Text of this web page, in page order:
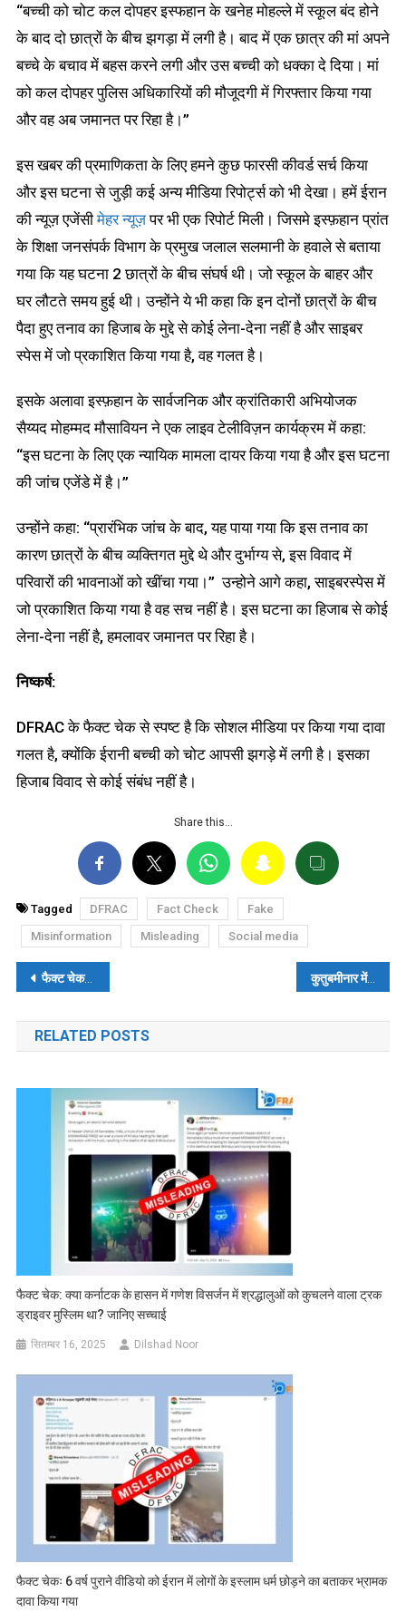
“बच्ची को चोट कल दोपहर इस्फहान के खनेह मोहल्ले में स्कूल बंद होने
के बाद दो छात्रों के बीच झगड़ा में लगी है। बाद में एक छात्र की मां अपने
बच्चे के बचाव में बहस करने लगी और उस बच्ची को धक्का दे दिया। मां
को कल दोपहर पुलिस अधिकारियों की मौजूदगी में गिरफ्तार किया गया
और वह अब जमानत पर रिहा है।”
इस खबर की प्रमाणिकता के लिए हमने कुछ फारसी कीवर्ड सर्च किया
और इस घटना से जुड़ी कई अन्य मीडिया रिपोर्ट्स को भी देखा। हमें ईरान
की न्यूज़ एजेंसीमेहर न्यूज़पर भी एक रिपोर्ट मिली। जिसमे इस्फ़हान प्रांत
के शिक्षा जनसंपर्क विभाग के प्रमुख जलाल सलमानी के हवाले से बताया
गया कि यह घटना 2 छात्रों के बीच संघर्ष थी। जो स्कूल के बाहर और
घर लौटते समय हुई थी। उन्होंने ये भी कहा कि इन दोनों छात्रों के बीच
पैदा हुए तनाव का हिजाब के मुद्दे से कोई लेना-देना नहीं है और साइबर
स्पेस में जो प्रकाशित किया गया है, वह गलत है।
इसके अलावा इस्फ़हान के सार्वजनिक और क्रांतिकारी अभियोजक
सैय्यद मोहम्मद मौसावियन ने एक लाइव टेलीविज़न कार्यक्रम में कहा:
“इस घटना के लिए एक न्यायिक मामला दायर किया गया है और इस घटना
की जांच एजेंडे में है।”
उन्होंने कहा: “प्रारंभिक जांच के बाद, यह पाया गया कि इस तनाव का
कारण छात्रों के बीच व्यक्तिगत मुद्दे थे और दुर्भाग्य से, इस विवाद में
परिवारों की भावनाओं को खींचा गया।” उन्होने आगे कहा, साइबरस्पेस में
जो प्रकाशित किया गया है वह सच नहीं है। इस घटना का हिजाब से कोई
लेना-देना नहीं है, हमलावर जमानत पर रिहा है।
निष्कर्ष:
DFRAC के फैक्ट चेक से स्पष्ट है कि सोशल मीडिया पर किया गया दावा
गलत है, क्योंकि ईरानी बच्ची को चोट आपसी झगड़े में लगी है। इसका
हिजाब विवाद से कोई संबंध नहीं है।
Share this…
Tagged DFRAC Fact Check
Fake
Misinformation
Misleading Social media
पोस्ट
नेविगेशन
फैक्ट चेक: पीएम मोदी ने 22,500 छात्रों को वापस भारत लाने के लिए रूस-यूक्रेन युद्ध को रोक दिया था?,जेपी नड्डा ने किया गलत दावा कुतुबमीनार में लगे लौहस्तंभ पर लिखे हैं हिन्दू राजाओं के नाम? पढ़ें- फैक्ट चेक
RELATED POSTS
फैक्ट चेक: क्या कर्नाटक के हासन में गणेश विसर्जन में श्रद्धालुओं को कुचलने वाला ट्रक
ड्राइवर मुस्लिम था? जानिए सच्चाई
सितम्बर 16, 2025 Dilshad Noor
फैक्ट चेकः 6 वर्ष पुराने वीडियो को ईरान में लोगों के इस्लाम धर्म छोड़ने का बताकर भ्रामक
दावा किया गया